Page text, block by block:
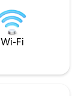
Wi-Fi